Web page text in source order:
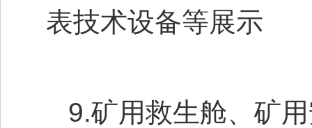
表技术设备等展示
9.矿用救生舱、矿